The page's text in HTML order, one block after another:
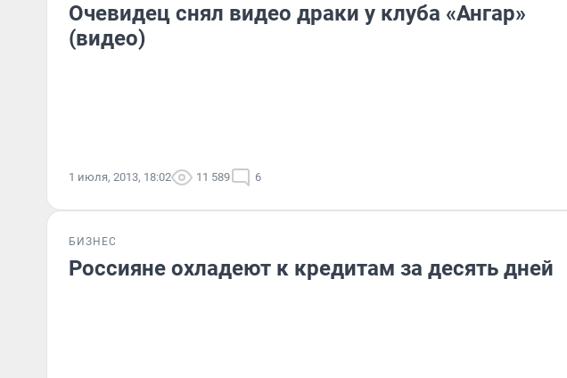
Очевидец снял видео драки у клуба «Ангар»
(видео)
1 июля, 2013, 18:02 11 589 6
БИЗНЕС
Россияне охладеют к кредитам за десять дней